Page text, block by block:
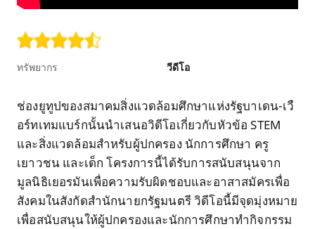
ทรัพยากร วีดีโอ
ช่องยูทูปของสมาคมสิ่งแวดล้อมศึกษาแห่งรัฐบาเดน-เวื
อร์ทเทมแบร์กนั้นนำเสนอวิดีโอเกี่ยวกับหัวข้อ STEM
และสิ่งแวดล้อมสำหรับผู้ปกครอง นักการศึกษา ครู
เยาวชน และเด็ก โครงการนี้ได้รับการสนับสนุนจาก
มูลนิธิเยอรมันเพื่อความรับผิดชอบและอาสาสมัครเพื่อ
สังคมในสังกัดสำนักนายกรัฐมนตรี วิดีโอนี้มีจุดมุ่งหมาย
เพื่อสนับสนุนให้ผู้ปกครองและนักการศึกษาทำกิจกรรม